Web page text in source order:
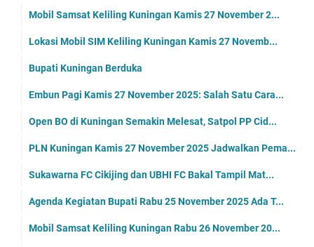
Mobil Samsat Keliling Kuningan Kamis 27 November 2...
Lokasi Mobil SIM Keliling Kuningan Kamis 27 Novemb...
Bupati Kuningan Berduka
Embun Pagi Kamis 27 November 2025: Salah Satu Cara...
Open BO di Kuningan Semakin Melesat, Satpol PP Cid...
PLN Kuningan Kamis 27 November 2025 Jadwalkan Pema...
Sukawarna FC Cikijing dan UBHI FC Bakal Tampil Mat...
Agenda Kegiatan Bupati Rabu 25 November 2025 Ada T...
Mobil Samsat Keliling Kuningan Rabu 26 November 20...